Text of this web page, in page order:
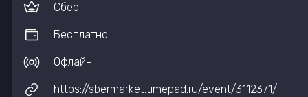
Сбер
Бесплатно
Офлайн
https://sbermarket.timepad.ru/event/3112371/